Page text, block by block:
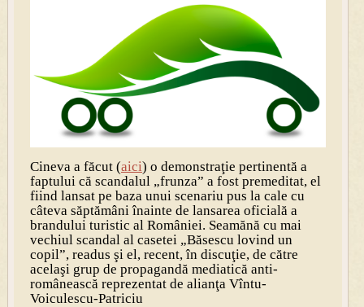
Cineva a făcut (aici) o demonstraţie pertinentă a
faptului că scandalul „frunza” a fost premeditat, el
fiind lansat pe baza unui scenariu pus la cale cu
câteva săptămâni înainte de lansarea oficială a
brandului turistic al României. Seamănă cu mai
vechiul scandal al casetei „Băsescu lovind un
copil”, readus şi el, recent, în discuţie, de către
acelaşi grup de propagandă mediatică anti-
românească reprezentat de alianţa Vîntu-
Voiculescu-Patriciu